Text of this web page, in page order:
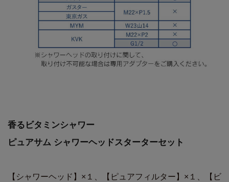
香るビタミンシャワー
ピュアサム シャワーヘッドスターターセット
【シャワーヘッド】×１、【ピュアフィルター】×１、【ビ